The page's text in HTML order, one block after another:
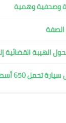
وصحفية وهمية
الصفة
الهيبة القضائية
غاز بأسوان